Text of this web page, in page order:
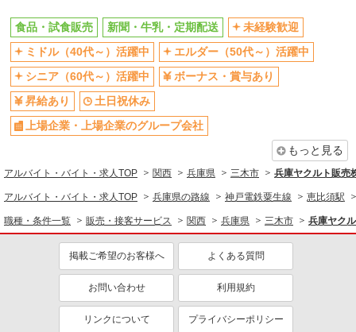
未経験歓迎
ミドル（40代～）活躍中
ボーナス・賞与あり
土日祝休み
上場企業・上場企業のグループ会
社
社員登用あり
食品・試食販売 新聞・牛乳・定期配送
未経験歓迎
ミドル（40代～）活躍中
エルダー（50代～）活躍中
シニア（60代～）活躍中
ボーナス・賞与あり
昇給あり
土日祝休み
上場企業・上場企業のグループ会社
もっと見る
アルバイト・バイト・求人TOP 関西 兵庫県 三木市 兵庫ヤクルト販売
アルバイト・バイト・求人TOP 兵庫県の路線 神戸電鉄粟生線 恵比須駅
職種・条件一覧 販売・接客サービス 関西 兵庫県 三木市 兵庫ヤク
掲載ご希望のお客様へ よくある質問
お問い合わせ 利用規約
リンクについて プライバシーポリシー